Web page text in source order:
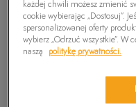
TIMBERLAND
zł
PRODUKT
każdej chwili możesz zmienić
cookie wybierając „Dostosuj”.
spersonalizowanej oferty
wybierz „Odrzuć wszystkie”. W
naszą
politykę prywatności.